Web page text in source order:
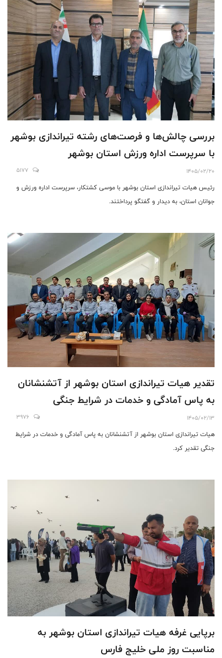
بررسی چالش‌ها و فرصت‌های رشته تیراندازی بوشهر
با سرپرست اداره ورزش استان ‌بوشهر
1405/02/20
5177
رئیس هیات تیراندازی استان بوشهر با موسی کشتکار، سرپرست اداره ورزش و
جوانان استان، به دیدار و گفتگو پرداختند. ‌
تقدیر هیات تیراندازی استان بوشهر از آتشنشانان
به پاس آمادگی و خدمات در شرایط جنگی
1405/02/13
3976
هیات تیراندازی استان بوشهر از آتشنشانان به پاس آمادگی و خدمات در شرایط
جنگی تقدیر کرد.
برپایی غرفه هیات تیراندازی استان بوشهر به
مناسبت روز ملی خلیج فارس